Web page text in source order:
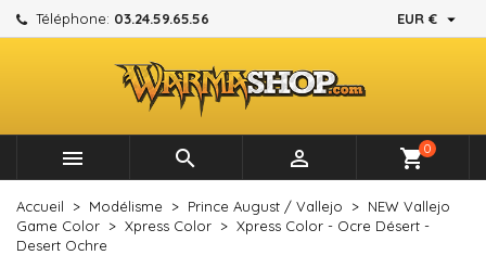
Téléphone: 03.24.59.65.56 EUR € 
   shopping_cart0
Accueil Modélisme Prince August / Vallejo
NEW Vallejo
Game Color
Xpress Color
Xpress Color - Ocre Désert -
Desert Ochre
Mes listes d'envies ×
Créer une nouvelle liste
Créer une liste d'envies ×
Nom de la liste d'envies
Annuler Créer une liste d'envies
Connexion ×
Vous devez être connecté pour ajouter des produits à
votre liste d'envies.